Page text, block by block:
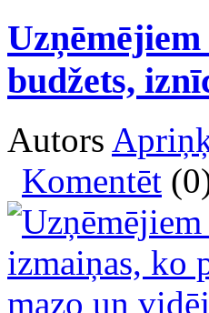
budžets,
Autors
Komentēt